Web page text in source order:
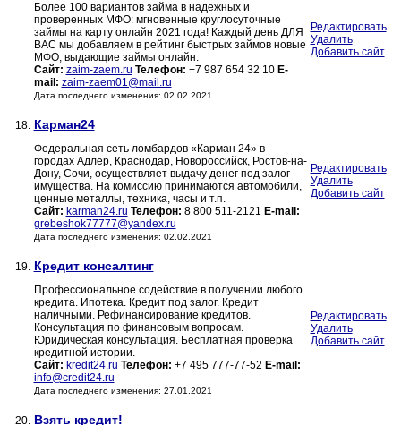
Более 100 вариантов займа в надежных и
проверенных МФО: мгновенные круглосуточные
займы на карту онлайн 2021 года! Каждый день ДЛЯ
ВАС мы добавляем в рейтинг быстрых займов новые
МФО, выдающие займы онлайн.
Сайт: zaim-zaem.ru Телефон: +7 987 654 32 10 E-
mail: zaim-zaem01@mail.ru
Дата последнего изменения: 02.02.2021
Редактировать
Удалить
Добавить сайт
18. Карман24
Федеральная сеть ломбардов «Карман 24» в
городах Адлер, Краснодар, Новороссийск, Ростов-на-
Дону, Сочи, осуществляет выдачу денег под залог
имущества. На комиссию принимаются автомобили,
ценные металлы, техника, часы и т.п.
Сайт: karman24.ru Телефон: 8 800 511-2121 E-mail:
grebeshok77777@yandex.ru
Дата последнего изменения: 02.02.2021
Редактировать
Удалить
Добавить сайт
19. Кредит консалтинг
Профессиональное содействие в получении любого
кредита. Ипотека. Кредит под залог. Кредит
наличными. Рефинансирование кредитов.
Консультация по финансовым вопросам.
Юридическая консультация. Бесплатная проверка
кредитной истории.
Сайт: kredit24.ru Телефон: +7 495 777-77-52 E-mail:
info@credit24.ru
Дата последнего изменения: 27.01.2021
Редактировать
Удалить
Добавить сайт
20. Взять кредит!